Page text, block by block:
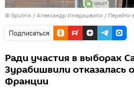
© Sputnik / Александр Имедашвили / Перейти
Подписаться
Ради участия в выборах
Зурабишвили отказалась
Франции